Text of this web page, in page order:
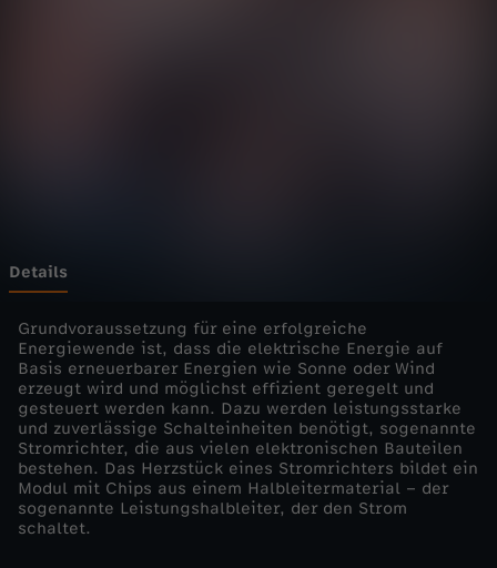
u
n
f
t
s
p
Details
Grundvoraussetzung für eine erfolgreiche
Energiewende ist, dass die elektrische Energie auf
Basis erneuerbarer Energien wie Sonne oder Wind
erzeugt wird und möglichst effizient geregelt und
gesteuert werden kann. Dazu werden leistungsstarke
und zuverlässige Schalteinheiten benötigt, sogenannte
Stromrichter, die aus vielen elektronischen Bauteilen
bestehen. Das Herzstück eines Stromrichters bildet ein
Modul mit Chips aus einem Halbleitermaterial – der
sogenannte Leistungshalbleiter, der den Strom
schaltet.